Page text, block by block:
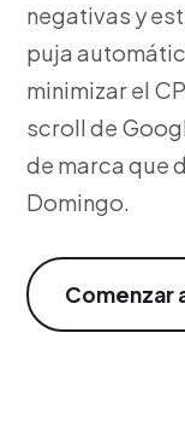
negativas y
puja
minimizar el
scroll de
de marca que
Domingo.
Comenzar